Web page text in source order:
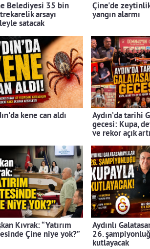
Belediyesi 35 bin
arsayı
satacak
Çine'de
yangın alarmı
kene can aldı
Aydın’da tarihi
gecesi: Kupa,
ve rekor açık
Kıvrak: “Yatırım
Çine niye yok?”
Aydınlı
26.
kutlayacak